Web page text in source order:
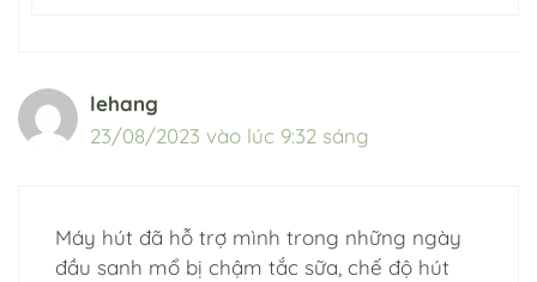
lehang
23/08/2023 vào lúc 9:32 sáng
Máy hút đã hỗ trợ mình trong những ngày
đầu sanh mổ bị chậm tắc sữa, chế độ hút